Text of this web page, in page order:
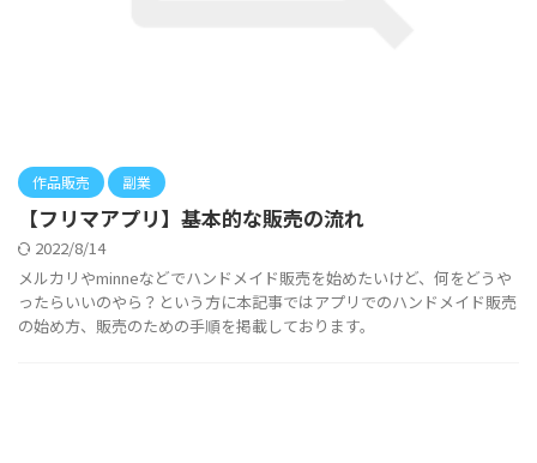
作品販売 副業
【フリマアプリ】基本的な販売の流れ
2022/8/14
メルカリやminneなどでハンドメイド販売を始めたいけど、何をどうや
ったらいいのやら？という方に本記事ではアプリでのハンドメイド販売
の始め方、販売のための手順を掲載しております。